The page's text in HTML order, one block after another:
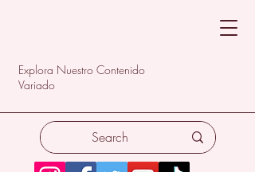
Explora Nuestro Contenido
Variado